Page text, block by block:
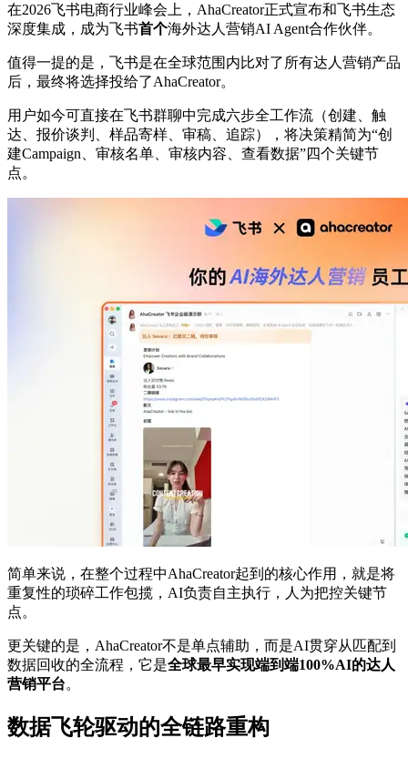
在2026飞书电商行业峰会上，AhaCreator正式宣布和飞书生态
深度集成，成为飞书首个海外达人营销AI Agent合作伙伴。
值得一提的是，飞书是在全球范围内比对了所有达人营销产品
后，最终将选择投给了AhaCreator。
用户如今可直接在飞书群聊中完成六步全工作流（创建、触
达、报价谈判、样品寄样、审稿、追踪），将决策精简为“创
建Campaign、审核名单、审核内容、查看数据”四个关键节
点。
简单来说，在整个过程中AhaCreator起到的核心作用，就是将
重复性的琐碎工作包揽，AI负责自主执行，人为把控关键节
点。
更关键的是，AhaCreator不是单点辅助，而是AI贯穿从匹配到
数据回收的全流程，它是全球最早实现端到端100%AI的达人
营销平台。
数据飞轮驱动的全链路重构